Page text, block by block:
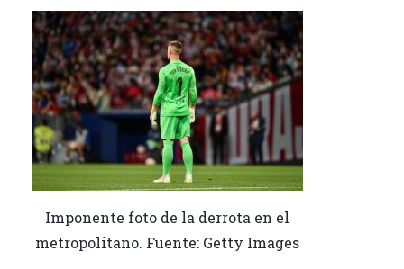
Imponente foto de la derrota en el
metropolitano. Fuente: Getty Images